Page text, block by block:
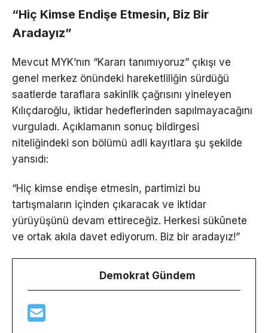
“Hiç Kimse Endişe Etmesin, Biz Bir
Aradayız”
Mevcut MYK’nın “Kararı tanımıyoruz” çıkışı ve
genel merkez önündeki hareketliliğin sürdüğü
saatlerde taraflara sakinlik çağrısını yineleyen
Kılıçdaroğlu, iktidar hedeflerinden sapılmayacağını
vurguladı. Açıklamanın sonuç bildirgesi
niteliğindeki son bölümü adli kayıtlara şu şekilde
yansıdı:
“Hiç kimse endişe etmesin, partimizi bu
tartışmaların içinden çıkaracak ve iktidar
yürüyüşünü devam ettireceğiz. Herkesi sükûnete
ve ortak akıla davet ediyorum. Biz bir aradayız!”
Demokrat Gündem